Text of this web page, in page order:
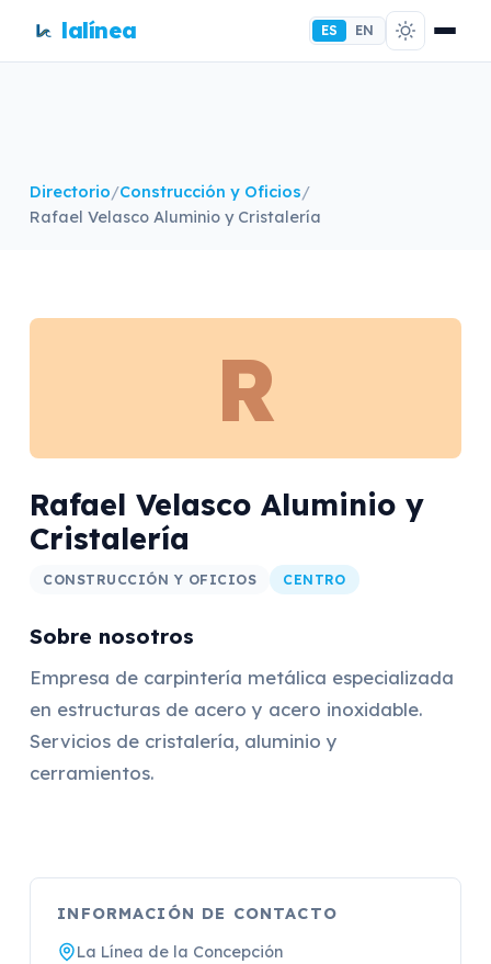
lalínea ES EN
Directorio/Construcción y Oficios/
Rafael Velasco Aluminio y Cristalería
R
Rafael Velasco Aluminio y
Cristalería
CONSTRUCCIÓN Y OFICIOS CENTRO
Sobre nosotros
Empresa de carpintería metálica especializada
en estructuras de acero y acero inoxidable.
Servicios de cristalería, aluminio y
cerramientos.
INFORMACIÓN DE CONTACTO
La Línea de la Concepción